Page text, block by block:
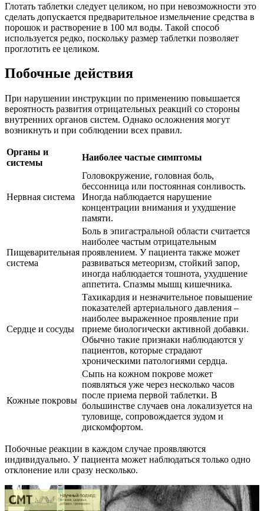
Глотать таблетки следует целиком, но при невозможности это
сделать допускается предварительное измельчение средства в
порошок и растворение в 100 мл воды. Такой способ
используется редко, поскольку размер таблетки позволяет
проглотить ее целиком.
Побочные действия
При нарушении инструкции по применению повышается
вероятность развития отрицательных реакций со стороны
внутренних органов систем. Однако осложнения могут
возникнуть и при соблюдении всех правил.
Органы и
системы
Наиболее частые симптомы
Нервная система
Головокружение, головная боль,
бессонница или постоянная сонливость.
Иногда наблюдается нарушение
концентрации внимания и ухудшение
памяти.
Пищеварительная
система
Боль в эпигастральной области считается
наиболее частым отрицательным
проявлением. У пациента также может
развиваться метеоризм, стойкий запор,
иногда наблюдается тошнота, ухудшение
аппетита. Спазмы мышц кишечника.
Сердце и сосуды
Тахикардия и незначительное повышение
показателей артериального давления –
наиболее выраженное проявление при
приеме биологически активной добавки.
Обычно такие признаки наблюдаются у
пациентов, которые страдают
хроническими патологиями сердца.
Кожные покровы
Сыпь на кожном покрове может
появляться уже через несколько часов
после приема первой таблетки. В
большинстве случаев она локализуется на
туловище, сопровождается зудом и
дискомфортом.
Побочные реакции в каждом случае проявляются
индивидуально. У пациента может наблюдаться только одно
отклонение или сразу несколько.